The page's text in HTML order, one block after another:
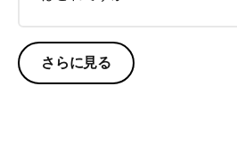
さらに見る